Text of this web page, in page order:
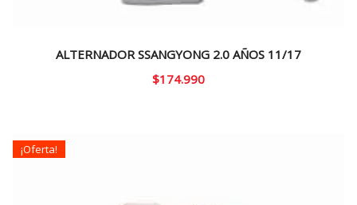
ALTERNADOR SSANGYONG 2.0 AÑOS 11/17
$174.990
¡Oferta!